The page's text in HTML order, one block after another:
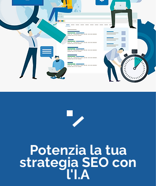
Potenzia la tua
strategia SEO con
l'I.A